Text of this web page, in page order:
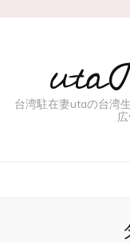
uta
台湾駐在妻utaの台湾